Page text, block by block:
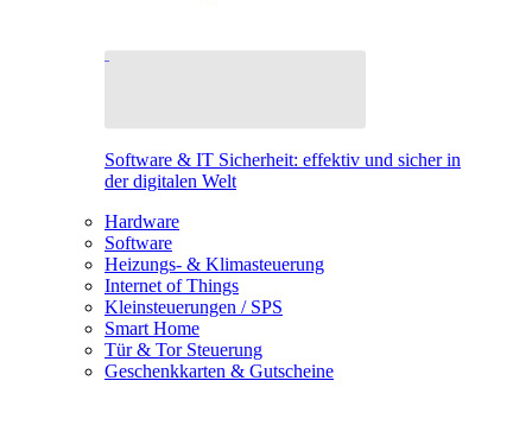
Software & IT Sicherheit: effektiv und sicher in
der digitalen Welt
Hardware
Software
Heizungs- & Klimasteuerung
Internet of Things
Kleinsteuerungen / SPS
Smart Home
Tür & Tor Steuerung
Geschenkkarten & Gutscheine